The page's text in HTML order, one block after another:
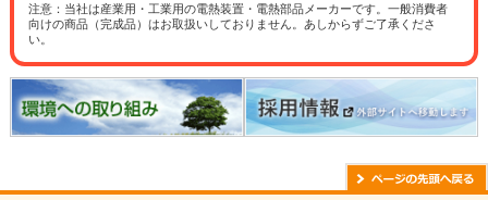
注意：当社は産業用・工業用の電熱装置・電熱部品メーカーです。一般消費者
向けの商品（完成品）はお取扱いしておりません。あしからずご了承くださ
い。